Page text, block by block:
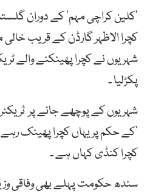
’کلین کراچی مہم‘ کے دوران
کچرا الاظہر گارڈن کے قریب
شہریوں نے کچرا پھینکنے والے
پکڑلیا ۔
شہریوں کے پوچھے جانے پر
‘کے حکم پر یہاں کچرا پھینک
کچرا کنڈی کہاں ہے ۔
سندھ حکومت پہلے بھی وفاقی